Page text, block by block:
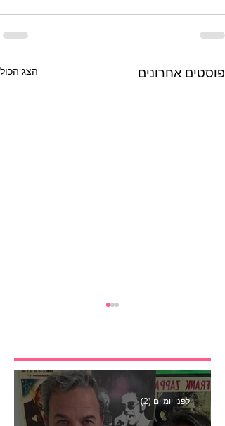
פוסטים אחרונים הצג הכול
הבנצ׳מרק הראשון
לפני יומיים (2)